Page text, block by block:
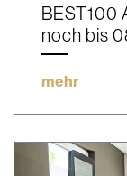
BEST100
noch bis
mehr